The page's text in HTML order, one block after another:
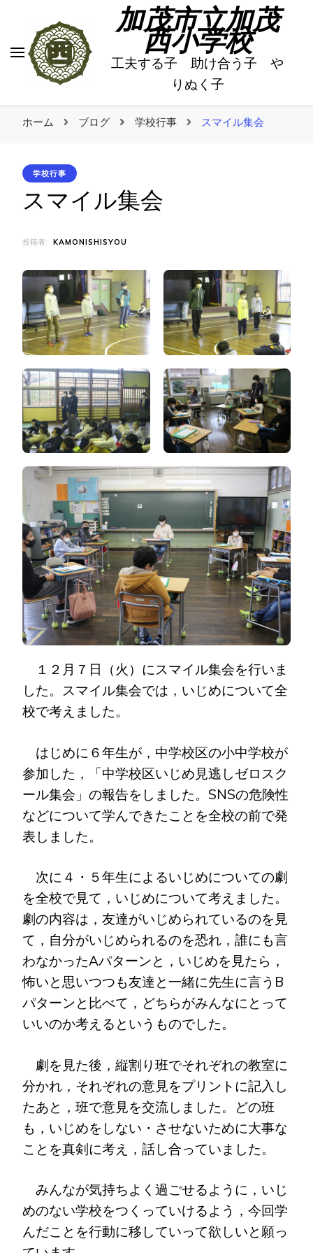
加茂市立加茂
西小学校
工夫する子 助け合う子 や
りぬく子
ホーム ブログ 学校行事 スマイル集会
学校行事
スマイル集会
投稿者: KAMONISHISYOU
１２月７日（火）にスマイル集会を行いま
した。スマイル集会では，いじめについて全
校で考えました。
はじめに６年生が，中学校区の小中学校が
参加した，「中学校区いじめ見逃しゼロスク
ール集会」の報告をしました。SNSの危険性
などについて学んできたことを全校の前で発
表しました。
次に４・５年生によるいじめについての劇
を全校で見て，いじめについて考えました。
劇の内容は，友達がいじめられているのを見
て，自分がいじめられるのを恐れ，誰にも言
わなかったAパターンと，いじめを見たら，
怖いと思いつつも友達と一緒に先生に言うB
パターンと比べて，どちらがみんなにとって
いいのか考えるというものでした。
劇を見た後，縦割り班でそれぞれの教室に
分かれ，それぞれの意見をプリントに記入し
たあと，班で意見を交流しました。どの班
も，いじめをしない・させないために大事な
ことを真剣に考え，話し合っていました。
みんなが気持ちよく過ごせるように，いじ
めのない学校をつくっていけるよう，今回学
んだことを行動に移していって欲しいと願っ